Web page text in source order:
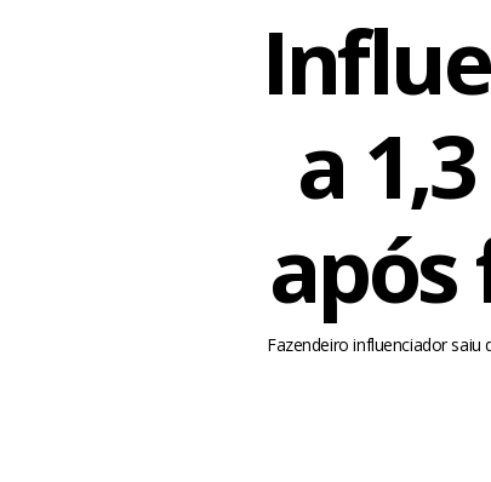
a
após
Fazendeiro influenciador